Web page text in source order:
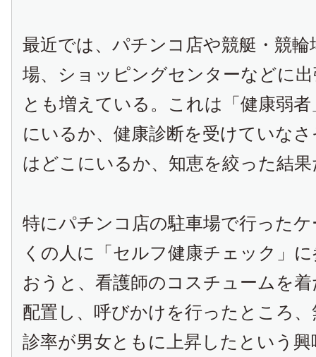
最近では、パチンコ店や競艇・競輪
場、ショッピングセンターなどに
とも増えている。これは「健康弱
にいるか、健康診断を受けていな
はどこにいるか、知恵を絞った結
特にパチンコ店の駐車場で行った
くの人に「セルフ健康チェック」
おうと、看護師のコスチュームを
配置し、呼びかけを行ったところ
診率が男女ともに上昇したという